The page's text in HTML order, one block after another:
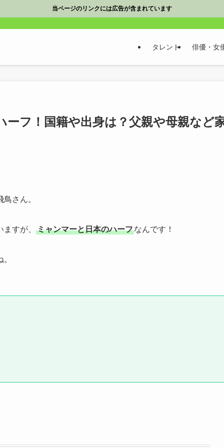
当ページのリンクには広告が含まれています
タレント 俳優・女
ーフ！国籍や出身は？父親や母親など
さん。
すが、 ミャンマーと日本のハーフなんです！